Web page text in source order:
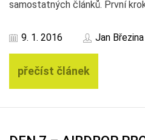
samostatných článků. První
9. 1. 2016 Jan Březina
přečíst článek